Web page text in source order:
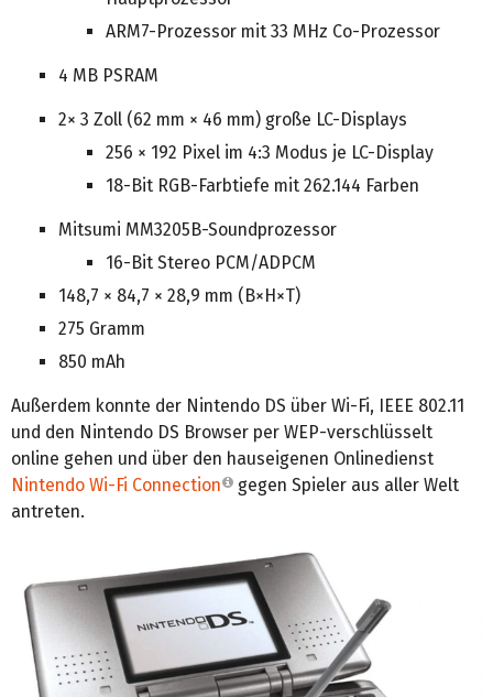
ARM7-Prozessor mit 33 MHz Co-Prozessor
4 MB PSRAM
2× 3 Zoll (62 mm × 46 mm) große LC-Displays
256 × 192 Pixel im 4:3 Modus je LC-Display
18-Bit RGB-Farbtiefe mit 262.144 Farben
Mitsumi MM3205B-Soundprozessor
16-Bit Stereo PCM/ADPCM
148,7 × 84,7 × 28,9 mm (B×H×T)
275 Gramm
850 mAh
Außerdem konnte der Nintendo DS über Wi-Fi, IEEE 802.11
und den Nintendo DS Browser per WEP-verschlüsselt
online gehen und über den hauseigenen Onlinedienst
Nintendo Wi-Fi Connection
gegen Spieler aus aller Welt
antreten.